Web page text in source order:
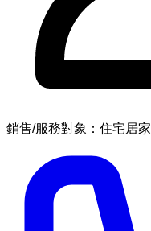
銷售/服務對象：住宅居家